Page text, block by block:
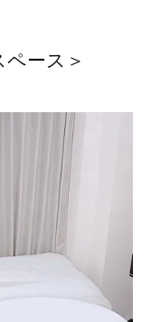
ース＞